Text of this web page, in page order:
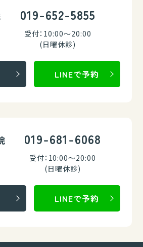
019-652-5855
受付：10:00～20:00
(日曜休診)
LINEで予約
019-681-6068
受付：10:00～20:00
(日曜休診)
LINEで予約